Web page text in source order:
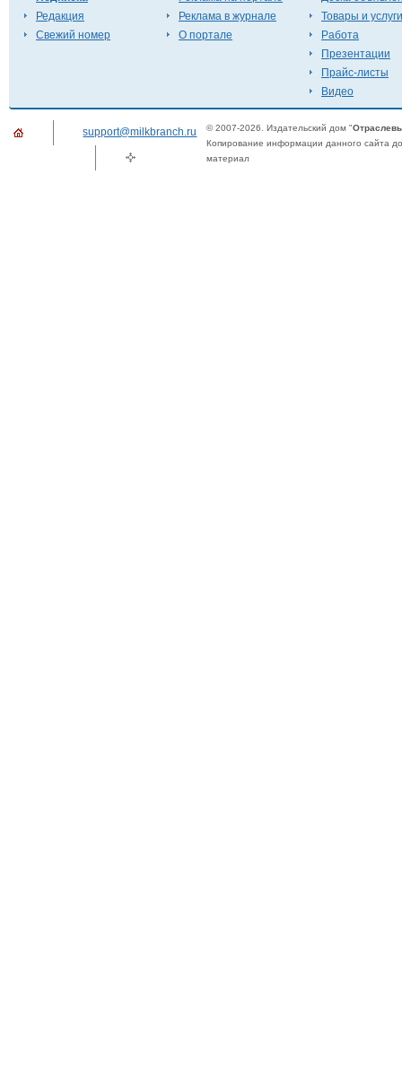
Редакция
Свежий номер
Реклама в журнале
О портале
Товары и услуги
Работа
Презентации
Прайс-листы
Видео
support@milkbranch.ru © 2007-2026. Издательский дом "
Копирование информации данного сайта
материал